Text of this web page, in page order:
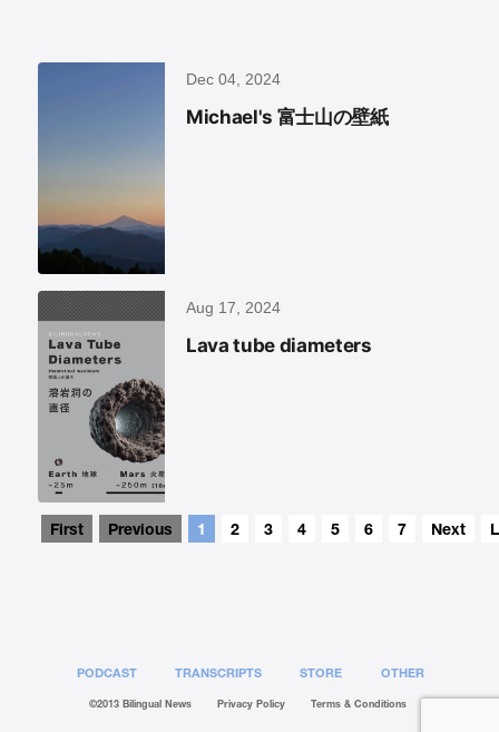
Dec 04, 2024
Michael's 富士山の壁紙
Aug 17, 2024
Lava tube diameters
First Previous 1 2 3 4 5 6 7 Next
PODCAST TRANSCRIPTS STORE OTHER
©2013 Bilingual News Privacy Policy Terms & Conditions